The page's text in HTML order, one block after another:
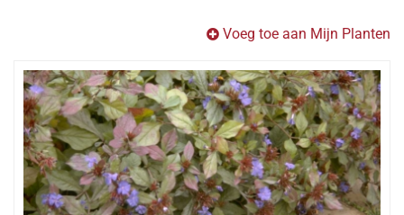
Voeg toe aan Mijn Planten